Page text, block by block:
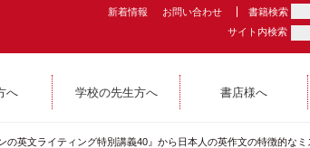
新着情報 お問い合わせ
書籍検索
サイト内検索
へ 学校の先生方へ 書店様へ
英文ライティング特別講義40』から日本人の英作文の特徴的なミ